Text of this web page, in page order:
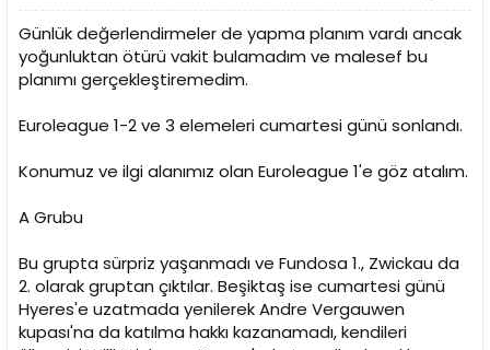
Günlük değerlendirmeler de yapma planım vardı ancak
yoğunluktan ötürü vakit bulamadım ve malesef bu
planımı gerçekleştiremedim.
Euroleague 1-2 ve 3 elemeleri cumartesi günü sonlandı.
Konumuz ve ilgi alanımız olan Euroleague 1'e göz atalım.
A Grubu
Bu grupta sürpriz yaşanmadı ve Fundosa 1., Zwickau da
2. olarak gruptan çıktılar. Beşiktaş ise cumartesi günü
Hyeres'e uzatmada yenilerek Andre Vergauwen
kupası'na da katılma hakkı kazanamadı, kendileri